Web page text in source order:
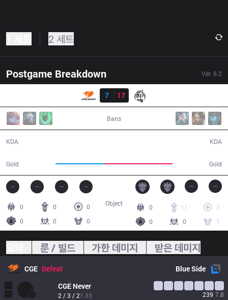
2 세트
Postgame Breakdown Ver. 6.2
7
17
Bans
KDA
Gold Gold
KDA
0 0
0
0
0 0
0 11
3
0
0 1
Object
룬 / 빌드 가한 데미지 받은 데미지
CGE Defeat BlueSide
CGE Never
2 / 3 / 21.33 239 7.8